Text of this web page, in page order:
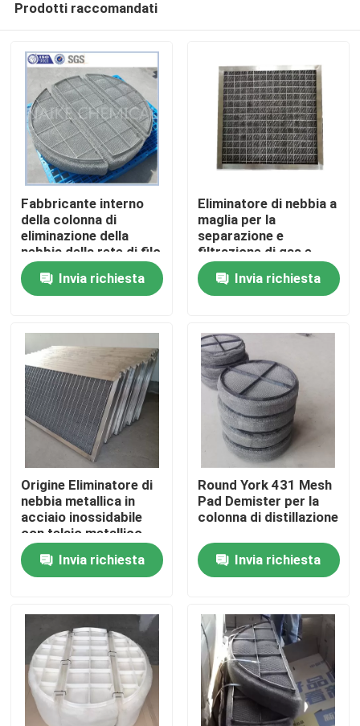
Casa.
Video
Su di noi
Visita alla fabbrica
Controllo della qualità
Contattaci
Chiedi un preventivo
Stagno molecolare PSA
Zeolite a setaccio molecolare
Prodotti raccomandati
Fabbricante interno
della colonna di
eliminazione della
nebbia della rete di filo
metallico in Cina
Invia richiesta
Eliminatore di nebbia a
maglia per la
separazione e
filtrazione di gas e
liquidi
Invia richiesta
Origine Eliminatore di
nebbia metallica in
acciaio inossidabile
con telaio metallico
per colonna di
distillazioneInvia richiesta
Round York 431 Mesh
Pad Demister per la
colonna di distillazione
Invia richiesta